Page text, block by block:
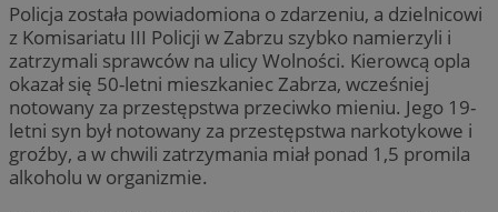
Policja została powiadomiona o zdarzeniu, a dzielnicowi
z Komisariatu III Policji w Zabrzu szybko namierzyli i
zatrzymali sprawców na ulicy Wolności. Kierowcą opla
okazał się 50-letni mieszkaniec Zabrza, wcześniej
notowany za przestępstwa przeciwko mieniu. Jego 19-
letni syn był notowany za przestępstwa narkotykowe i
groźby, a w chwili zatrzymania miał ponad 1,5 promila
alkoholu w organizmie.